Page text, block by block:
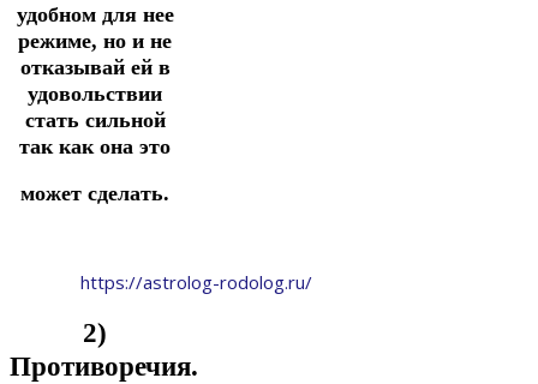
удобном для нее
режиме, но и не
отказывай ей в
удовольствии
стать сильной
так как она это
может сделать.
https://astrolog-rodolog.ru/
2)
Противоречия.